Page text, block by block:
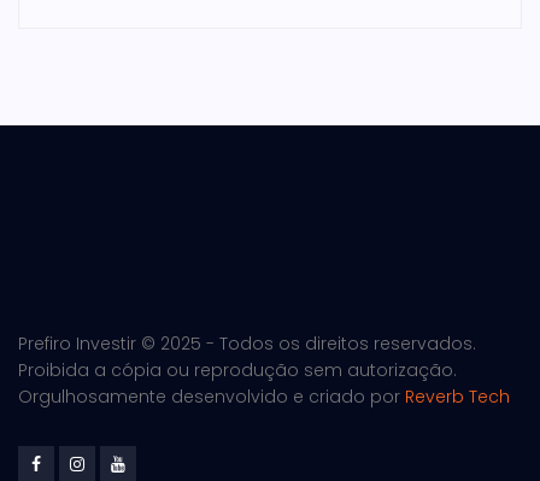
Prefiro Investir © 2025 - Todos os direitos reservados.
Proibida a cópia ou reprodução sem autorização.
Orgulhosamente desenvolvido e criado por Reverb Tech